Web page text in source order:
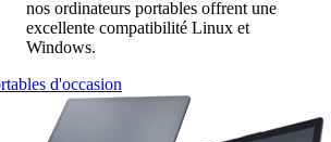
nos ordinateurs portables offrent une
excellente compatibilité Linux et
Windows.
d'occasion